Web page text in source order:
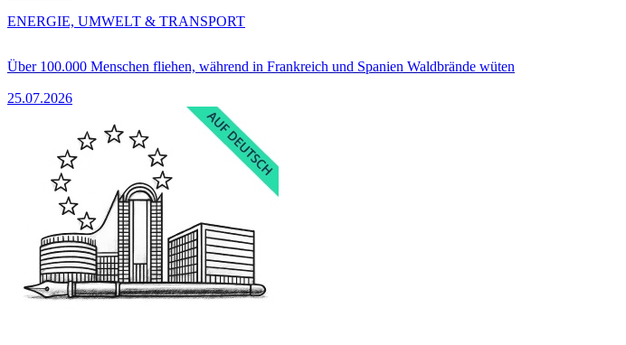
Über 100.000 Menschen fliehen, während in Frankreich und Spanien Waldbrände wüten
25.07.2026
ENERGIE, UMWELT & TRANSPORT